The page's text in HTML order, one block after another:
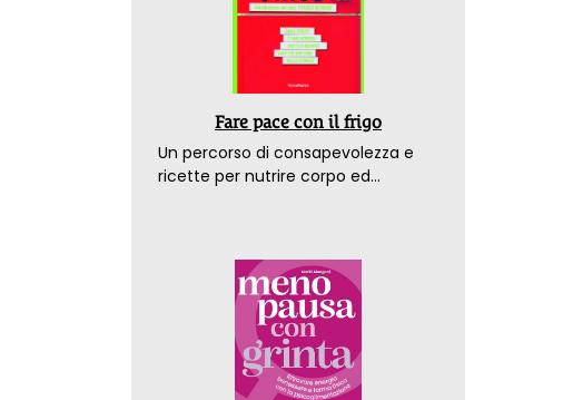
Fare pace con il frigo
Un percorso di consapevolezza e
ricette per nutrire corpo ed